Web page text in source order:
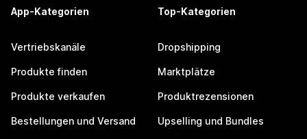
App-Kategorien
Vertriebskanäle
Produkte finden
Produkte verkaufen
Bestellungen und Versand
Top-Kategorien
Dropshipping
Marktplätze
Produktrezensionen
Upselling und Bundles